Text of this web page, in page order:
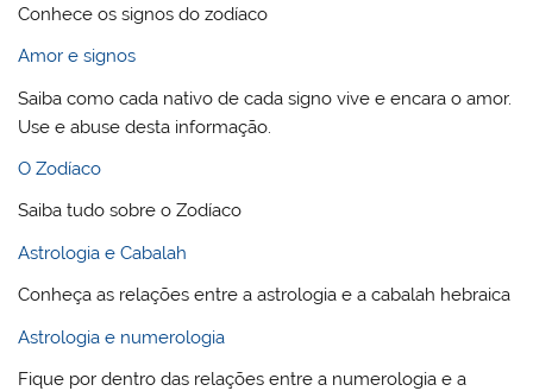
Conhece os signos do zodíaco
Amor e signos
Saiba como cada nativo de cada signo vive e encara o amor.
Use e abuse desta informação.
O Zodíaco
Saiba tudo sobre o Zodíaco
Astrologia e Cabalah
Conheça as relações entre a astrologia e a cabalah hebraica
Astrologia e numerologia
Fique por dentro das relações entre a numerologia e a